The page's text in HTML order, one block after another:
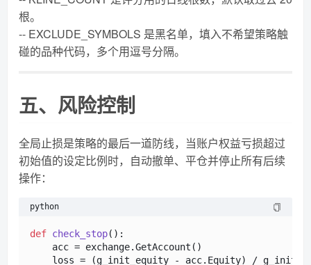
根。
-- EXCLUDE_SYMBOLS 是黑名单，填入不希望策略触
碰的品种代码，多个用逗号分隔。
五、风险控制
全局止损是策略的最后一道防线，当账户权益亏损超过
初始值的设定比例时，自动撤单、平仓并停止所有后续
操作：
python
def check_stop():
    acc = exchange.GetAccount()
loss = (g_init_equity - acc.Equity) /